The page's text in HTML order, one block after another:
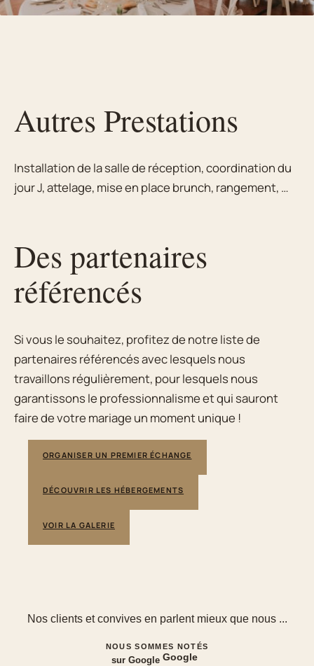
Autres Prestations
Installation de la salle de réception, coordination du
jour J, attelage, mise en place brunch, rangement, …
Des partenaires
référencés
Si vous le souhaitez, profitez de notre liste de
partenaires référencés avec lesquels nous
travaillons régulièrement, pour lesquels nous
garantissons le professionnalisme et qui sauront
faire de votre mariage un moment unique !
ORGANISER UN PREMIER ÉCHANGE
DÉCOUVRIR LES HÉBERGEMENTS
VOIR LA GALERIE
Nos clients et convives en parlent mieux que nous ...
NOUS SOMMES NOTÉS
sur Google Google